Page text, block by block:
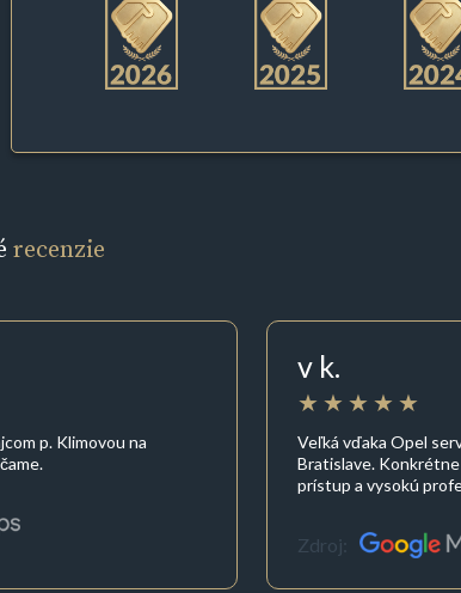
recenzie
p. Klimovou na
v k.
Veľká vďaka Opel
Bratislave. Konkrétne
prístup a vysokú
Zdroj: